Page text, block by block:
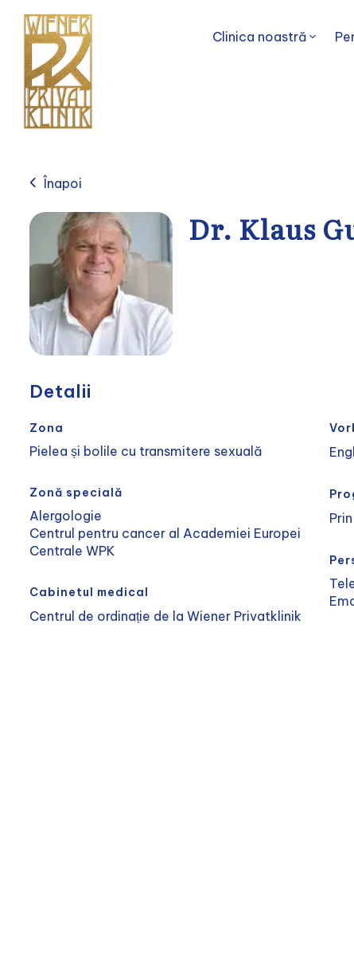
Clinica noastră
Înapoi
Dr. Klaus
Detalii
Zona
Pielea și bolile cu transmitere sexuală
Zonă specială
Alergologie
Centrul pentru cancer al Academiei Europei
Centrale WPK
Cabinetul medical
Centrul de ordinație de la Wiener Privatklinik